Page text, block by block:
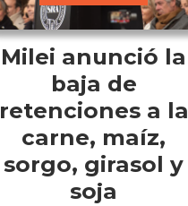
Milei anunció la
baja de
retenciones a la
carne, maíz,
sorgo, girasol y
soja